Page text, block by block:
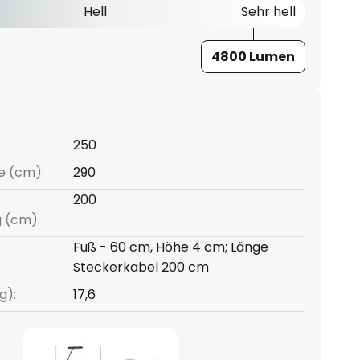
Hell Sehr hell
4800 Lumen
250
(cm):
290
(cm):
200
Fuß - 60 cm, Höhe 4 cm; Länge
Steckerkabel 200 cm
17,6